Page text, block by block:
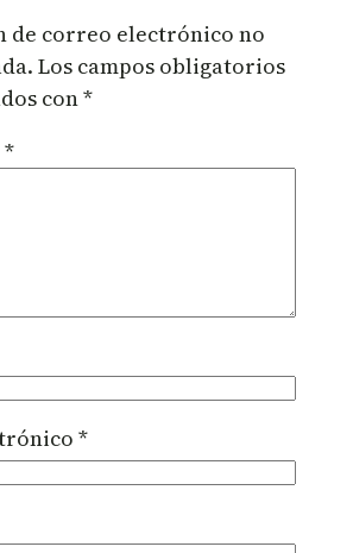
de correo electrónico no
Los campos obligatorios
con*
*
*